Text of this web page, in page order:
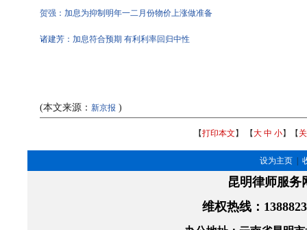
贺强：加息为抑制明年一二月份物价上涨做准备
诸建芳：加息符合预期 有利利率回归中性
(本文来源： 新京报 )
【打印本文 】 【大 中 小】【
设为主页
昆明律师服
维权热线 ：